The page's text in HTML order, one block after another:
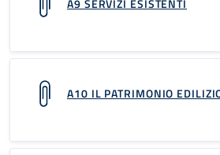
A9 SERVIZI ESISTENTI
A10 IL PATRIMONIO